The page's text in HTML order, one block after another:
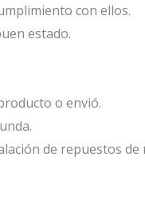
con ellos.
estado.
o envió.
de repuestos